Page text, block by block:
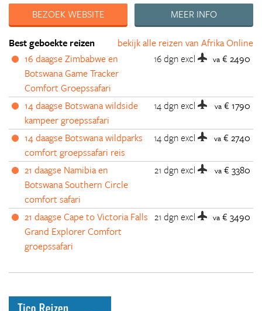
BEZOEK WEBSITE
MEER INFO
bekijk alle reizen van Afrika Online
Best geboekte reizen
16 daagse Zimbabwe en
Botswana Game Tracker
Comfort Groepssafari
16 dgnexcl va € 2490
14 daagse Botswana wildside
kampeer groepssafari
14 dgnexcl va € 1790
14 daagse Botswana wildparks
comfort groepssafari reis
14 dgnexcl va € 2740
21 daagse Namibia en
Botswana Southern Circle
comfort safari
21 dgnexcl va € 3380
21 daagse Cape to Victoria Falls
Grand Explorer Comfort
groepssafari
21 dgnexcl va € 3490